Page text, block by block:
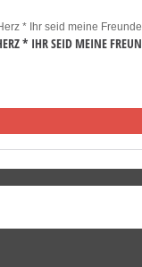
* IHR SEID MEINE